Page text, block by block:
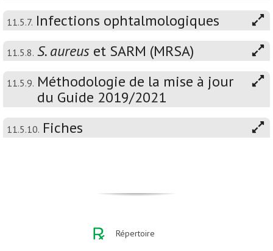
11.5.7. Infections ophtalmologiques
11.5.8. S. aureus et SARM (MRSA)
11.5.9. Méthodologie de la mise à jour
du Guide 2019/2021
11.5.10. Fiches
Répertoire